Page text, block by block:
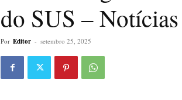
do SUS – Notícias
Por Editor - setembro 25, 2025